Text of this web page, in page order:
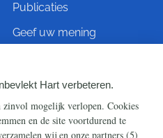
Publicaties
Geef uw mening
Info
Contact